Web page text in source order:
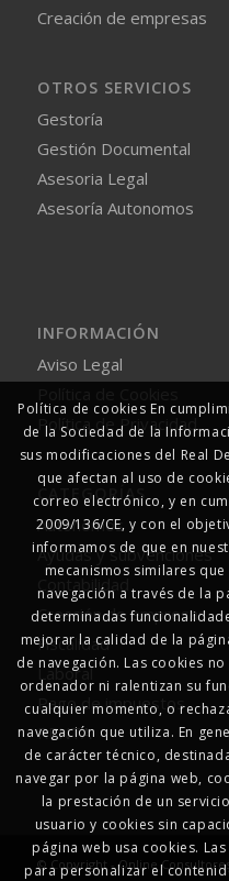
Creación de empresas
OTROS SERVICIOS
Gestoría
Gestión Documental
Asesoria Legal
Asesoría Autonomos
INFORMACIÓN
Aviso Legal
Política de Privacidad
CATEGORÍAS
Autonomos
Ayudas y subvenciones
Contabilidad
Creación de empresas
Fiscalidad
Laboral
Pago de impuestos
RENTA
© Copyright - Online
Política de cookies En
de la Sociedad de la
sus modificaciones del Real
que afectan al uso de
correo electrónico, y en
2009/136/CE, y con el
informamos de que en
mecanismos similares
navegación a través de la
determinadas
mejorar la calidad de la
de navegación. Las cookies
ordenador ni ralentizan su
cualquier momento, o
navegación que utiliza. En
de carácter técnico,
navegar por la página web,
la prestación de un
usuario y cookies sin
página web usa cookies.
para personalizar el